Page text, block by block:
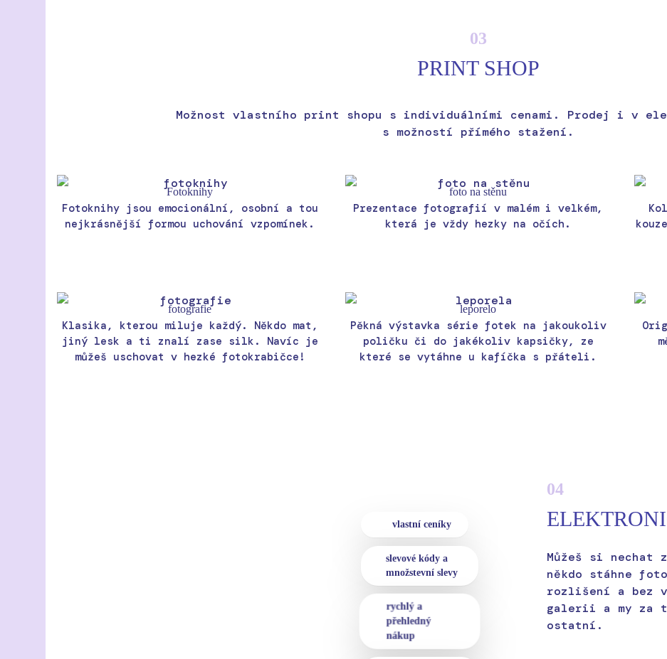
03
PRINT SHOP
Možnost vlastního print shopu s individuálními cenami. Prodej i v
s možností přímého stažení.
Fotoknihy
Fotoknihy jsou emocionální, osobní a tou
nejkrásnější formou uchování vzpomínek.
foto na stěnu
Prezentace fotografií v malém i velkém,
která je vždy hezky na očích.
fotografie
Klasika, kterou miluje každý. Někdo mat,
jiný lesk a ti znalí zase silk. Navíc je
můžeš uschovat v hezké fotokrabičce!
leporelo
Pěkná výstavka série fotek na jakoukoliv
poličku či do jakékoliv kapsičky, ze
které se vytáhne u kafíčka s přáteli.
04
Můžeš si
někdo stáhne
rozlišení a bez
galerii a my za
ostatní.
vlastní ceníky
slevové kódy a
množstevní slevy
rychlý a
přehledný
nákup